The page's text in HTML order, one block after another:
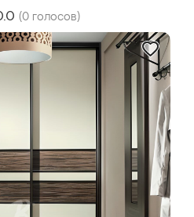
(0 голосов)